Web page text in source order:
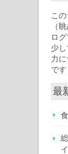
こ
（
ログ
少
力
です
最